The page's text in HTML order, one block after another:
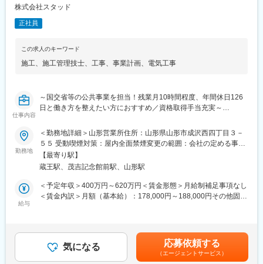
価であり、着実な成長を遂げてきました。同社は社内外問わず、
人と人との絆に重きを置いたコンサルティングに取り組んでいま
す。社名の由来はSkilled Technical Art Designers（洗練された技
上を心がけ「お客様のニーズが第一」の意識の下、地域のリーデ
ィングコンサルタントを目指しています。
国国交通省とはは年にわたって取引ををっているため、事業計画
■社風：
活発で、馴染みやすい環境です。また、個人の能力を重視してお
り、性別や年齢に関わらず、アイディアや意見を発信、交換がで
きる環境づくりに力を注いでいます。そのため自身の経験、及
び、コミュニケーション能力を活かすことができます。
変更の範囲：会社の定める業務
株式会社スタッド
正社員
この求人のキーワード
施工、 施工管理技士、 工事、 事業計画、 電気工事
仕事内容
～国交省等の公共事業を担当！残業月10時間程度、年間休日126
日と働き方を整えたい方におすすめ／資格取得手当充実～
■職務詳細：
国土交通省等、官公庁から民間の工事会社へ発注された道路・河
川・ダム等の電気通信工事が適切に行われているか、発注者側の
立場になって管理します。
◎工事数量のとりまとめや設計図書等の資料作成及び修正
◎施工業者との調整会議運営、打合せ、現地確認・立会
■就業環境：
残業月10時間程度、年間休日125日、出張・転勤無しと働きやす
勤務地
＜勤務地詳細＞山形営業所住所：山形県山形市成沢西四丁目３－
５５ 受動喫煙対策：屋内全面禁煙変更の範囲：会社の定める事業
所【最寄り駅】
蔵王駅、茂吉記念館前駅、山形駅
給与
＜予定年収＞400万円～620万円＜賃金形態＞月給制補足事項なし
＜賃金内訳＞月額（基本給）：178,000円～188,000円その他固定
む）＜昇給有無＞有＜残業手当＞有＜給与補足＞■賞与：年2回※
経験・能力・年齢等を考慮の上、当社規定より決定致します。※有
資格者は優遇致します。賃金はあくまでも目安の金額であり、選
気になる 応募依頼する
（エージェントサービス）